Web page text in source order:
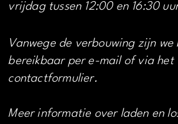
vrijdag tussen 12:00 en 16:30
Vanwege de verbouwing zijn we
bereikbaar per e-mail of via het
contactformulier.
Meer informatie over laden en